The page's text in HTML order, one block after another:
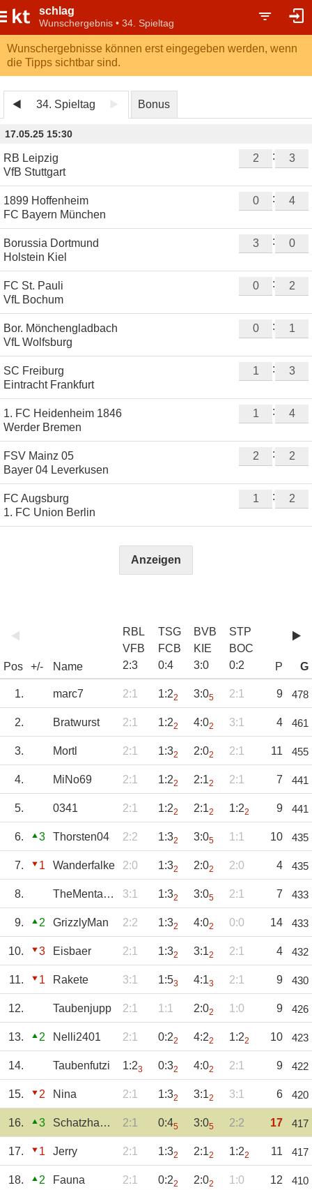
schlag
Wunschergebnis • 34. Spieltag
Wunschergebnisse können erst eingegeben werden, wenn
die Tipps sichtbar sind.
34. Spieltag Bonus
17.05.25 15:30
RB Leipzig
VfB Stuttgart
:
1899 Hoffenheim
FC Bayern München
:
Borussia Dortmund
Holstein Kiel
:
FC St. Pauli
VfL Bochum
:
Bor. Mönchengladbach
VfL Wolfsburg
:
SC Freiburg
Eintracht Frankfurt
:
1. FC Heidenheim 1846
Werder Bremen
:
FSV Mainz 05
Bayer 04 Leverkusen
:
FC Augsburg
1. FC Union Berlin
:
Anzeigen
Pos +/- Name
RBL
VFB
2:3
TSG
FCB
0:4
BVB
KIE
3:0
STP
BOC
0:2 P G
1. marc7 2:1 1:22 3:05 2:1 9 478
2. Bratwurst 2:1 1:22 4:02 3:1 4 461
3. Mortl 2:1 1:32 2:02 2:1 11 455
4. MiNo69 2:1 1:22 2:12 2:1 7 441
5. 0341 2:1 1:22 2:12 1:22 9 441
6. 3 Thorsten04 2:2 1:32 3:05 1:1 10 435
7. 1 Wanderfalke 2:0 1:32 2:02 2:0 4 435
8. TheMentalBeast 3:1 1:32 3:05 2:1 7 433
9. 2 GrizzlyMan 2:2 1:32 4:02 0:0 14 433
10. 3 Eisbaer 2:1 1:32 3:12 2:1 4 432
11. 1 Rakete 3:1 1:53 4:13 2:1 9 430
12. Taubenjupp 2:1 1:1 2:02 1:0 9 426
13. 2 Nelli2401 2:1 0:22 4:22 1:22 10 423
14. Taubenfutzi 1:23 0:32 4:02 2:1 9 422
15. 2 Nina 2:1 1:32 3:12 3:1 6 420
16. 3 Schatzhauser 2:1 0:45 3:05 2:2 17 417
17. 1 Jerry 2:1 1:32 2:12 1:22 11 417
18. 2 Fauna 2:1 0:22 2:02 1:0 12 410